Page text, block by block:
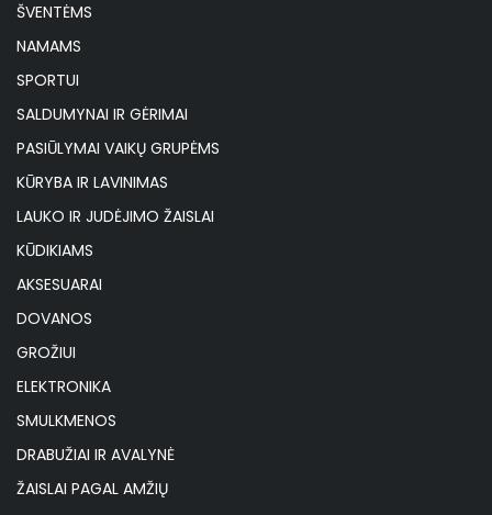
ŠVENTĖMS
NAMAMS
SPORTUI
SALDUMYNAI IR GĖRIMAI
PASIŪLYMAI VAIKŲ GRUPĖMS
KŪRYBA IR LAVINIMAS
LAUKO IR JUDĖJIMO ŽAISLAI
KŪDIKIAMS
AKSESUARAI
DOVANOS
GROŽIUI
ELEKTRONIKA
SMULKMENOS
DRABUŽIAI IR AVALYNĖ
ŽAISLAI PAGAL AMŽIŲ